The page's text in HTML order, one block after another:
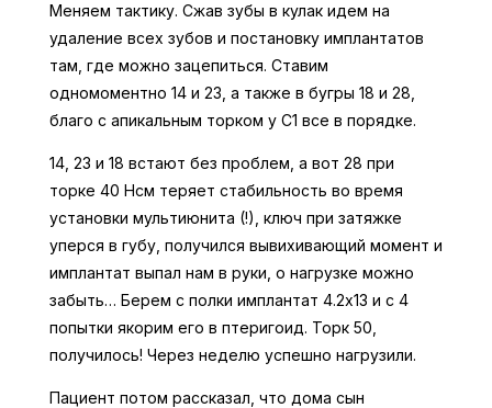
Меняем тактику. Сжав зубы в кулак идем на
удаление всех зубов и постановку имплантатов
там, где можно зацепиться. Ставим
одномоментно 14 и 23, а также в бугры 18 и 28,
благо с апикальным торком у С1 все в порядке.
14, 23 и 18 встают без проблем, а вот 28 при
торке 40 Нсм теряет стабильность во время
установки мультиюнита (!), ключ при затяжке
уперся в губу, получился вывихивающий момент и
имплантат выпал нам в руки, о нагрузке можно
забыть… Берем с полки имплантат 4.2х13 и с 4
попытки якорим его в птеригоид. Торк 50,
получилось! Через неделю успешно нагрузили.
Пациент потом рассказал, что дома сын